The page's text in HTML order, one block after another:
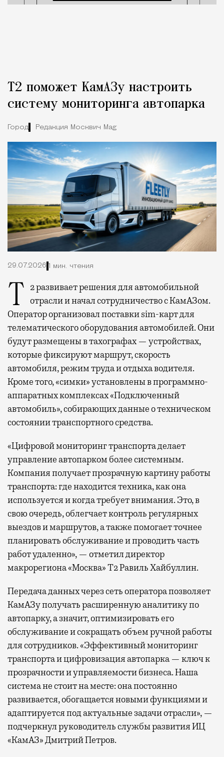
Т2 поможет КамАЗу настроить
систему мониторинга автопарка
Город Редакция Москвич Mag
29.07.2026 1 мин. чтения
Т2 развивает решения для автомобильной отрасли и начал сотрудничество с КамАЗом.
Оператор организовал поставки sim-карт для
телематического оборудования автомобилей. Они
будут размещены в тахографах — устройствах,
которые фиксируют маршрут, скорость
автомобиля, режим труда и отдыха водителя.
Кроме того, «симки» установлены в программно-
аппаратных комплексах «Подключенный
автомобиль», собирающих данные о техническом
состоянии транспортного средства.
«Цифровой мониторинг транспорта делает
управление автопарком более системным.
Компания получает прозрачную картину работы
транспорта: где находится техника, как она
используется и когда требует внимания. Это, в
свою очередь, облегчает контроль регулярных
выездов и маршрутов, а также помогает точнее
планировать обслуживание и проводить часть
работ удаленно», — отметил директор
макрорегиона «Москва» Т2 Равиль Хайбуллин.
Передача данных через сеть оператора позволяет
КамАЗу получать расширенную аналитику по
автопарку, а значит, оптимизировать его
обслуживание и сокращать объем ручной работы
для сотрудников. «Эффективный мониторинг
транспорта и цифровизация автопарка — ключ к
прозрачности и управляемости бизнеса. Наша
система не стоит на месте: она постоянно
развивается, обогащается новыми функциями и
адаптируется под актуальные задачи отрасли», —
подчеркнул руководитель службы развития ИЦ
«КамАЗ» Дмитрий Петров.